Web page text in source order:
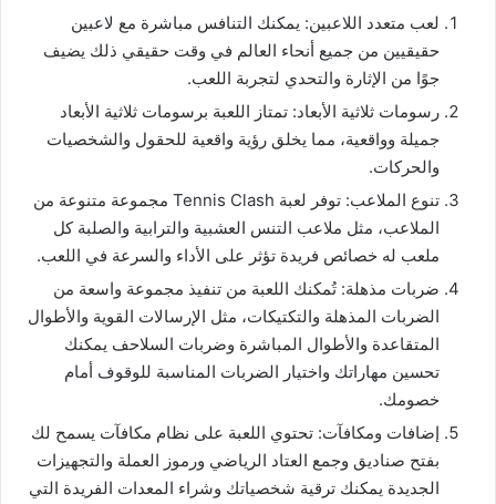
لعب متعدد اللاعبين: يمكنك التنافس مباشرة مع لاعبين
حقيقيين من جميع أنحاء العالم في وقت حقيقي ذلك يضيف
جوًا من الإثارة والتحدي لتجربة اللعب.
رسومات ثلاثية الأبعاد: تمتاز اللعبة برسومات ثلاثية الأبعاد
جميلة وواقعية، مما يخلق رؤية واقعية للحقول والشخصيات
والحركات.
تنوع الملاعب: توفر لعبة Tennis Clash مجموعة متنوعة من
الملاعب، مثل ملاعب التنس العشبية والترابية والصلبة كل
ملعب له خصائص فريدة تؤثر على الأداء والسرعة في اللعب.
ضربات مذهلة: تُمكنك اللعبة من تنفيذ مجموعة واسعة من
الضربات المذهلة والتكتيكات، مثل الإرسالات القوية والأطوال
المتقاعدة والأطوال المباشرة وضربات السلاحف يمكنك
تحسين مهاراتك واختيار الضربات المناسبة للوقوف أمام
خصومك.
إضافات ومكافآت: تحتوي اللعبة على نظام مكافآت يسمح لك
بفتح صناديق وجمع العتاد الرياضي ورموز العملة والتجهيزات
الجديدة يمكنك ترقية شخصياتك وشراء المعدات الفريدة التي